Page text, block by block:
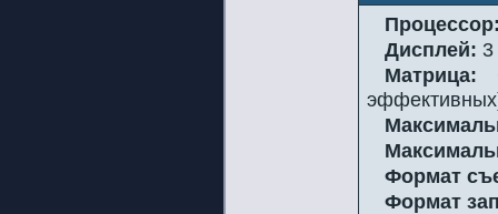
Дисплей:
Матрица:
Формат
Формат